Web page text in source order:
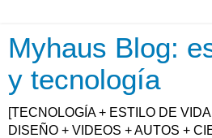
Myhaus Blog:
y tecnología
[TECNOLOGÍA + ESTILO DE
DISEÑO + VIDEOS + AUTOS +